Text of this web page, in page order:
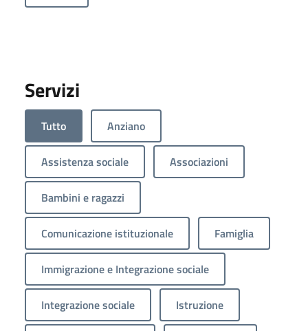
Servizi
Tutto Anziano
Assistenza sociale Associazioni
Bambini e ragazzi
Comunicazione istituzionale Famiglia
Immigrazione e Integrazione sociale
Integrazione sociale Istruzione